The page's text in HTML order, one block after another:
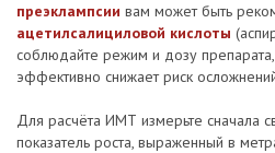
преэклампсии вам может быть
ацетилсалициловой кислоты
соблюдайте режим и дозу
эффективно снижает риск
Для расчёта ИМТ измерьте сначала
показатель роста, выраженный в